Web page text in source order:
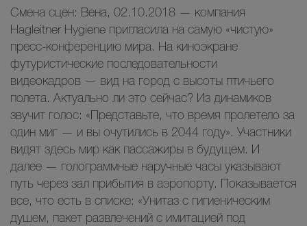
Смена сцен: Вена, 02.10.2018 — компания
Hagleitner Hygiene пригласила на самую «чистую»
пресс-конференцию мира. На киноэкране
футуристические последовательности
видеокадров — вид на город с высоты птичьего
полета. Актуально ли это сейчас? Из динамиков
звучит голос: «Представьте, что время пролетело за
один миг — и вы очутились в 2044 году». Участники
видят здесь мир как пассажиры в будущем. И
далее — голограммные наручные часы указывают
путь через зал прибытия в аэропорту. Показывается
все, что есть в списке: «Унитаз с гигиеническим
душем, пакет развлечений с имитацией под